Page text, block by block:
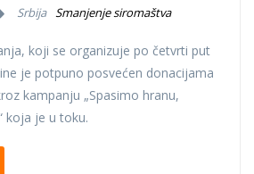
Srbija Smanjenje siromaštva
koji se organizuje po četvrti put
je potpuno posvećen donacijama
kampanju „Spasimo hranu,
koja je u toku.